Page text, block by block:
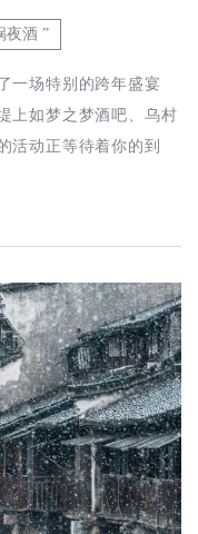
夜酒 ”
一场特别的跨年盛宴
上如梦之梦酒吧、乌村
活动正等待着你的到